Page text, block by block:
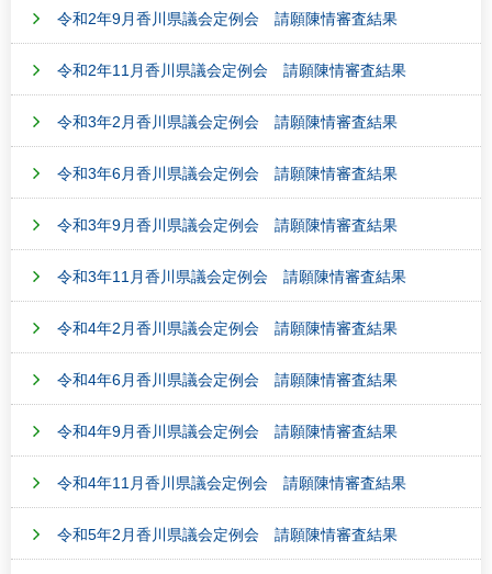
令和2年9月香川県議会定例会 請願陳情審査結果
令和2年11月香川県議会定例会 請願陳情審査結果
令和3年2月香川県議会定例会 請願陳情審査結果
令和3年6月香川県議会定例会 請願陳情審査結果
令和3年9月香川県議会定例会 請願陳情審査結果
令和3年11月香川県議会定例会 請願陳情審査結果
令和4年2月香川県議会定例会 請願陳情審査結果
令和4年6月香川県議会定例会 請願陳情審査結果
令和4年9月香川県議会定例会 請願陳情審査結果
令和4年11月香川県議会定例会 請願陳情審査結果
令和5年2月香川県議会定例会 請願陳情審査結果